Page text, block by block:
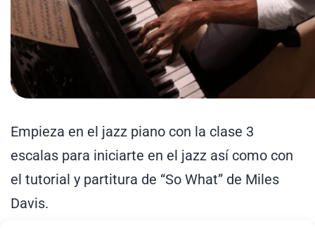
Empieza en el jazz piano con la clase 3
escalas para iniciarte en el jazz así como con
el tutorial y partitura de “So What” de Miles
Davis.